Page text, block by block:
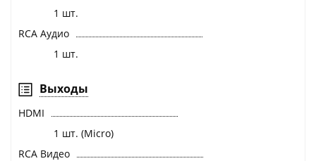
1 шт.
RCA Аудио
1 шт.
Выходы
HDMI
1 шт. (Micro)
RCA Видео